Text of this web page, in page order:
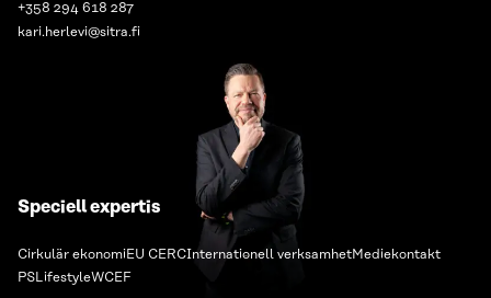
+358 294 618 287
kari.herlevi@sitra.fi
Speciell expertis
Cirkulär ekonomiEU CERCInternationell verksamhetMediekontakt
PSLifestyleWCEF